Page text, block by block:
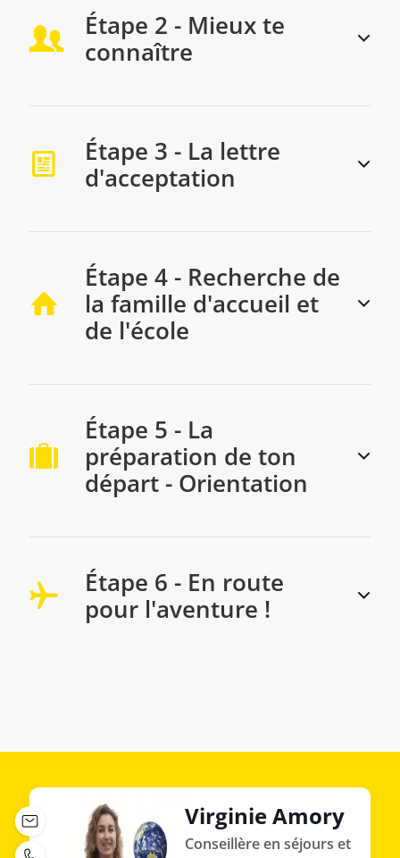
Étape 2 - Mieux te
connaître
Étape 3 - La lettre
d'acceptation
Étape 4 - Recherche de
la famille d'accueil et
de l'école
Étape 5 - La
préparation de ton
départ - Orientation
Étape 6 - En route
pour l'aventure !
Virginie Amory
Conseillère en séjours et